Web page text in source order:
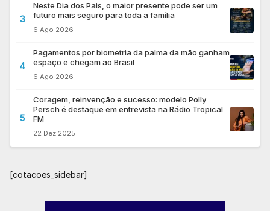
3
Neste Dia dos Pais, o maior presente pode ser um
futuro mais seguro para toda a família
6 Ago 2026
4
Pagamentos por biometria da palma da mão ganham
espaço e chegam ao Brasil
6 Ago 2026
5
Coragem, reinvenção e sucesso: modelo Polly
Persch é destaque em entrevista na Rádio Tropical
FM
22 Dez 2025
[cotacoes_sidebar]